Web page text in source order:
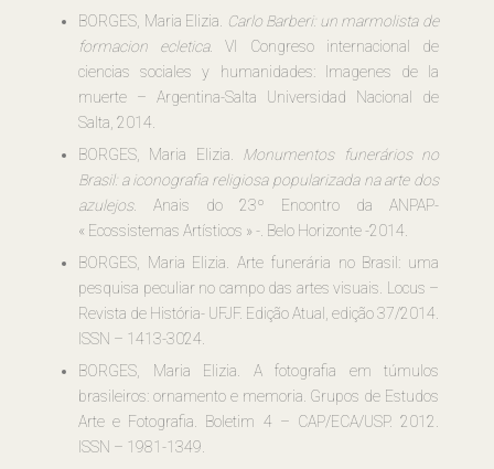
BORGES, Maria Elizia.
Carlo Barberi: un marmolista de
formacion ecletica. VI Congreso internacional de
ciencias sociales y humanidades: Imagenes de la
muerte – Argentina-Salta Universidad Nacional de
Salta, 2014.
BORGES, Maria Elizia. Monumentos funerários no
Brasil: a iconografia religiosa popularizada na arte dos
azulejos. Anais do 23º Encontro da ANPAP-
« Ecossistemas Artísticos » -. Belo Horizonte -2014.
BORGES, Maria Elizia.Arte funerária no Brasil: uma
pesquisa peculiar no campo das artes visuais . Locus –
Revista de História- UFJF. Edição Atual, edição 37/2014.
ISSN – 1413-3024.
BORGES, Maria Elizia. A fotografia em túmulos
brasileiros: ornamento e memoria . Grupos de Estudos
Arte e Fotografia. Boletim 4 – CAP/ECA/USP. 2012.
ISSN – 1981-1349.